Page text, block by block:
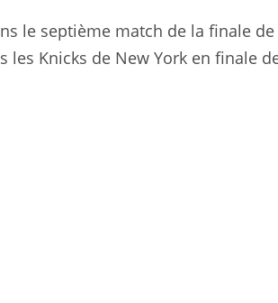
le septième match de la finale
les Knicks de New York en finale